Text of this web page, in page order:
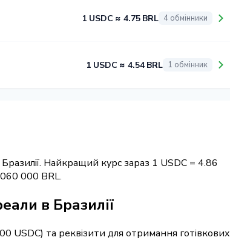
1 USDC ≈ 4.75 BRL 4 обмінники
1 USDC ≈ 4.54 BRL 1 обмінник
Бразилії. Найкращий курс зараз 1 USDC = 4.86
000 BRL.
в Бразилії
USDC) та реквізити для отримання готівкових